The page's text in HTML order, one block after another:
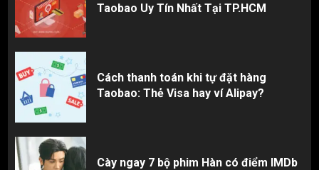
Taobao Uy Tín Nhất Tại TP.HCM
Cách thanh toán khi tự đặt hàng
Taobao: Thẻ Visa hay ví Alipay?
Cày ngay 7 bộ phim Hàn có điểm IMDb